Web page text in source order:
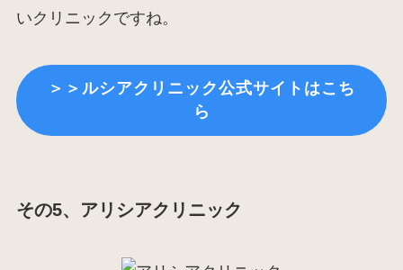
いクリニックですね。
＞＞ルシアクリニック公式サイトはこち
ら
その5、アリシアクリニック